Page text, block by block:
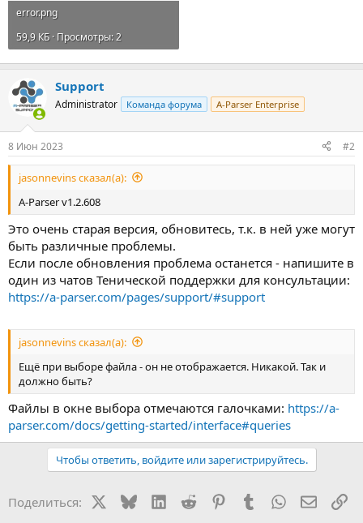
error.png
59,9 КБ · Просмотры: 2
Support
Administrator Команда форума A-Parser Enterprise
8 Июн 2023 #2
jasonnevins сказал(а):
A-Parser v1.2.608
Это очень старая версия, обновитесь, т.к. в ней уже могут
быть различные проблемы.
Если после обновления проблема останется - напишите в
один из чатов Тенической поддержки для консультации:
https://a-parser.com/pages/support/#support
jasonnevins сказал(а):
Ещё при выборе файла - он не отображается. Никакой. Так и
должно быть?
Файлы в окне выбора отмечаются галочками: https://a-
parser.com/docs/getting-started/interface#queries
Чтобы ответить, войдите или зарегистрируйтесь.
Поделиться: BlueskyLinkedIn
Reddit PinterestTumblr WhatsApp